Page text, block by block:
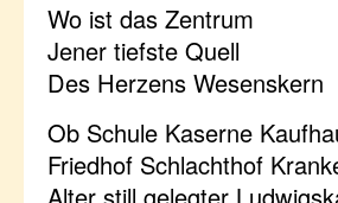
Wo ist das Zentrum
Jener tiefste Quell
Des Herzens Wesenskern
Ob Schule Kaserne
Friedhof Schlachthof